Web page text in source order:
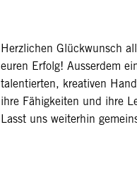
Herzlichen Glückwunsch
euren Erfolg! Ausserdem
talentierten, kreativen
ihre Fähigkeiten und ihre
Lasst uns weiterhin